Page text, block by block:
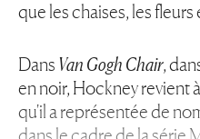
que les chaises, les
Dans Van Gogh Chair,
en noir, Hockney revient
qu'il a représentée de